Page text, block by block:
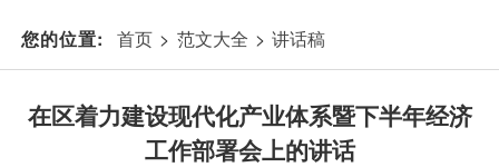
您的位置: 首页 > 范文大全 > 讲话稿
在区着力建设现代化产业体系暨下半年经济
工作部署会上的讲话